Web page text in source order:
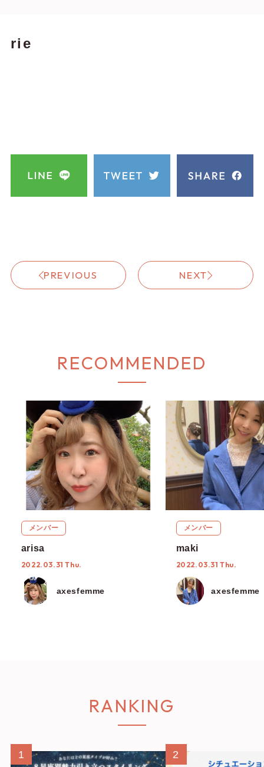
rie
PREVIOUS NEXT
RECOMMENDED
メンバー
arisa
2022.03.31 Thu.
axesfemme
メンバー
maki
2022.03.31 Thu.
axesfemme
RANKING
1 2